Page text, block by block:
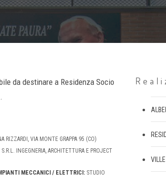
da destinare a Residenza Socio
RIZZARDI, VIA MONTE GRAPPA 95 (CO)
S.R.L. INGEGNERIA, ARCHITETTURA E PROJECT
MECCANICI / ELETTRICI: STUDIO
VILLE